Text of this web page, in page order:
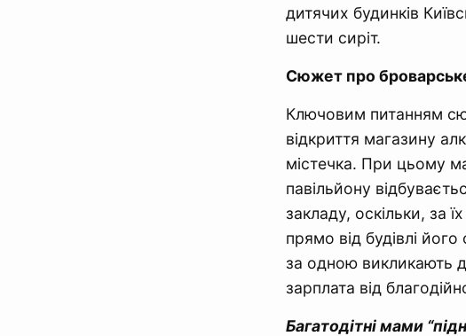
дитячих будинків
шести сиріт.
Сюжет про
Ключовим питанням
відкриття магазину
містечка. При цьому
павільйону
закладу, оскільки, за
прямо від будівлі
за одною викликають
зарплата від
Багатодітні мами